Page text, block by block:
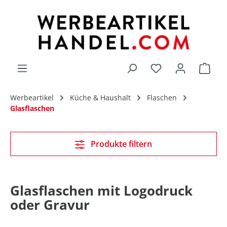
Du hast 0
Werbeartikel Küche & Haushalt
Flaschen
Glasflaschen
Glasflaschen mit Logodruck
oder Gravur
Produkte filtern